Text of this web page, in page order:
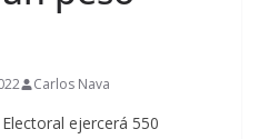
Carlos Nava
ejercerá 550